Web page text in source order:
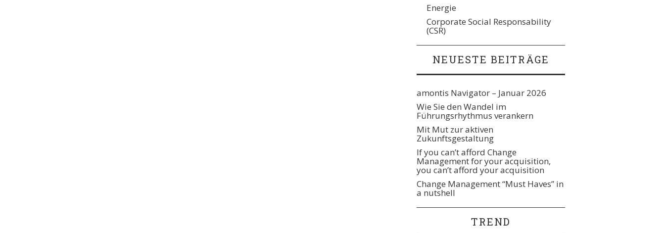
Energie
Corporate Social Responsability
(CSR)
NEUESTE BEITRÄGE
amontis Navigator – Januar 2026
Wie Sie den Wandel im
Führungsrhythmus verankern​
Mit Mut zur aktiven
Zukunftsgestaltung
If you can’t afford Change
Management for your acquisition,
you can’t afford your acquisition
Change Management “Must Haves” in
a nutshell
TREND